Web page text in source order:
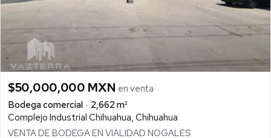
$50,000,000 MXN en venta
Bodega comercial
2,662 m²
Complejo Industrial Chihuahua, Chihuahua
VENTA DE BODEGA EN VIALIDAD NOGALES